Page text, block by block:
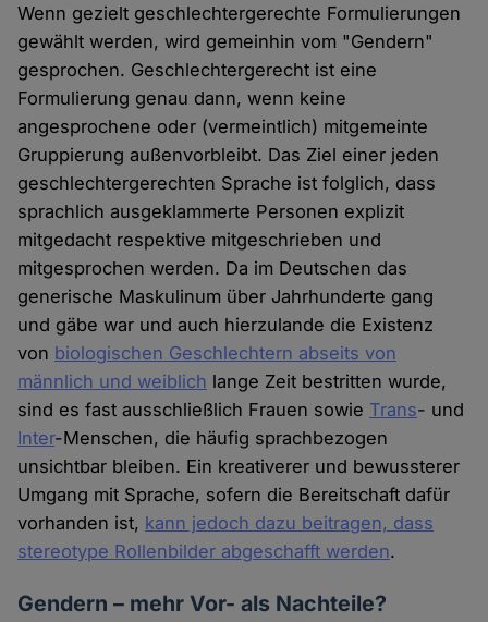
Wenn gezielt geschlechtergerechte Formulierungen
gewählt werden, wird gemeinhin vom "Gendern"
gesprochen. Geschlechtergerecht ist eine
Formulierung genau dann, wenn keine
angesprochene oder (vermeintlich) mitgemeinte
Gruppierung außenvorbleibt. Das Ziel einer jeden
geschlechtergerechten Sprache ist folglich, dass
sprachlich ausgeklammerte Personen explizit
mitgedacht respektive mitgeschrieben und
mitgesprochen werden. Da im Deutschen das
generische Maskulinum über Jahrhunderte gang
und gäbe war und auch hierzulande die Existenz
von biologischen Geschlechtern abseits von
männlich und weiblich lange Zeit bestritten wurde,
sind es fast ausschließlich Frauen sowie Trans- und
Inter-Menschen, die häufig sprachbezogen
unsichtbar bleiben. Ein kreativerer und bewussterer
Umgang mit Sprache, sofern die Bereitschaft dafür
vorhanden ist, kann jedoch dazu beitragen, dass
stereotype Rollenbilder abgeschafft werden.
Gendern – mehr Vor- als Nachteile?